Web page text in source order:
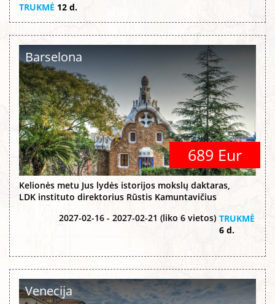
TRUKMĖ 12 d.
Barselona
689 Eur
Kelionės metu Jus lydės istorijos mokslų daktaras,
LDK instituto direktorius Rūstis Kamuntavičius
2027-02-16 - 2027-02-21 (liko 6 vietos) TRUKMĖ
6 d.
Venecija